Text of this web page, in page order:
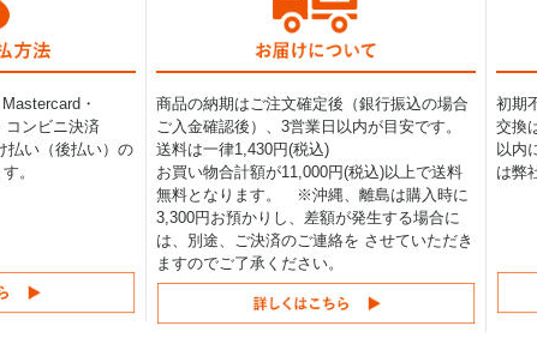
・
ンビニ決済
払い（後払い）の
。
商品の納期はご注文確定後（銀行振込の場合
ご入金確認後）、3営業日以内が目安です。
送料は一律1,430円(税込)
お買い物合計額が11,000円(税込)以上で送料
無料となります。 ※沖縄、離島は購入時に
3,300円お預かりし、差額が発生する場合に
は、別途、ご決済のご連絡を させていただき
ますのでご了承ください。
初期
交換
以内
は弊